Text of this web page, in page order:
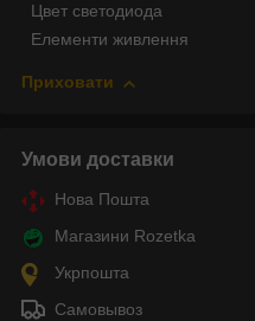
Цвет светодиода
Елементи живлення
Приховати
Умови доставки
Нова Пошта
Магазини Rozetka
Укрпошта
Самовывоз